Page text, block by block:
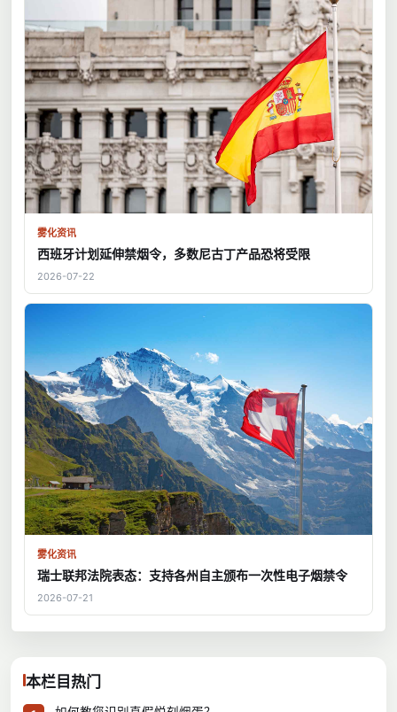
雾化资讯
西班牙计划延伸禁烟令，多数尼古丁产品恐将受限
2026-07-22
雾化资讯
瑞士联邦法院表态：支持各州自主颁布一次性电子烟禁令
2026-07-21
本栏目热门